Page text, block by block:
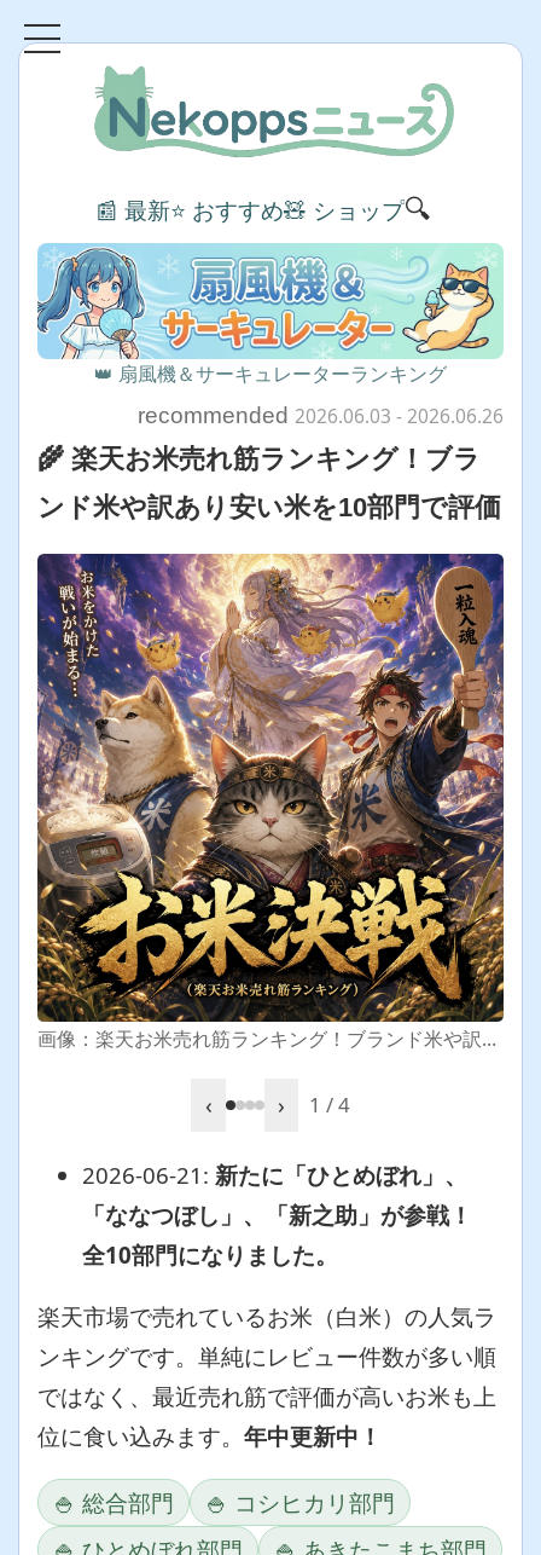
📰 最新⭐ おすすめ🧸 ショップ🔍
👑 扇風機＆サーキュレーターランキング
recommended 2026.06.03- 2026.06.26
🌾 楽天お米売れ筋ランキング！ブラ
ンド米や訳あり安い米を10部門で評価
画像：楽天お米売れ筋ランキング！ブランド米や訳あり安い米で10部門（5kg,10kg,30kg）
‹ › 1 / 4
2026-06-21: 新たに「ひとめぼれ」、
「ななつぼし」、「新之助」が参戦！
全10部門になりました。
楽天市場で売れているお米（白米）の人気ラ
ンキングです。単純にレビュー件数が多い順
ではなく、最近売れ筋で評価が高いお米も上
位に食い込みます。 年中更新中！
🍚 総合部門
🍚 コシヒカリ部門